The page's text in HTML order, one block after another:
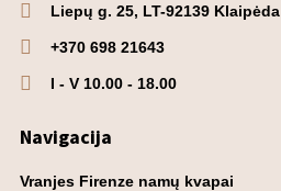
Liepų g. 25, LT-92139 Klaipėda
+370 698 21643
I - V 10.00 - 18.00
Navigacija
Vranjes Firenze namų kvapai